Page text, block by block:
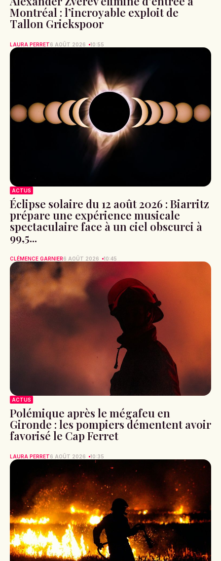
Montréal : l’incroyable exploit de
Tallon Griekspoor
LAURA PERRET6 AOÛT 2026 10:55
ACTUS
Éclipse solaire du 12 août 2026 : Biarritz
prépare une expérience musicale
spectaculaire face à un ciel obscurci à
99,5...
CLÉMENCE GARNIER6 AOÛT 2026 10:45
ACTUS
Polémique après le mégafeu en
Gironde : les pompiers démentent avoir
favorisé le Cap Ferret
LAURA PERRET6 AOÛT 2026 10:35